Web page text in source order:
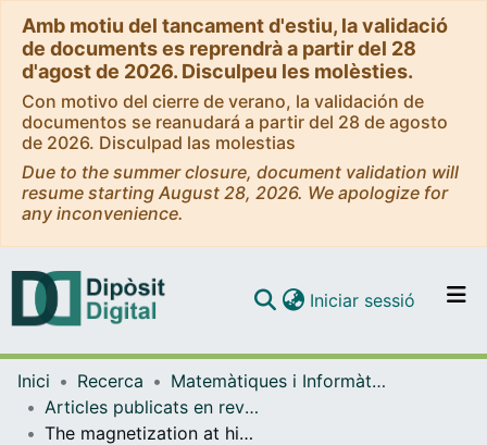
Amb motiu del tancament d'estiu, la validació
de documents es reprendrà a partir del 28
d'agost de 2026. Disculpeu les molèsties.
Con motivo del cierre de verano, la validación de
documentos se reanudará a partir del 28 de agosto
de 2026. Disculpad las molestias
Due to the summer closure, document validation will
resume starting August 28, 2026. We apologize for
any inconvenience.
Navega per tot el DD
Com publicar
Iniciar sessió (current)
Inici Recerca
Matemàtiques i Informàtica
Articles publicats en revistes (Matemàtiques i Informàtica)
The magnetization at high temperature for a p-spin interaction model with external field